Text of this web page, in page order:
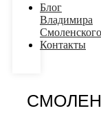
Блог
Владимира
Смоленского
Контакты